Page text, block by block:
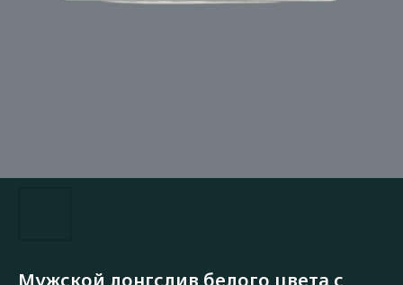
Мужской лонгслив белого цвета с